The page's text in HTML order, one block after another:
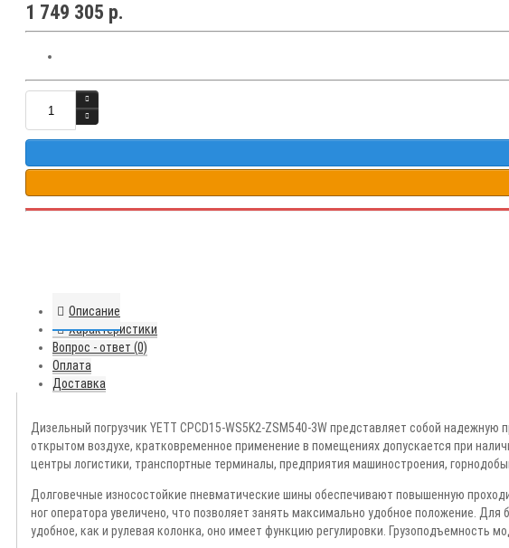
1 749 305 р.
Описание
Характеристики
Вопрос - ответ (0)
Оплата
Доставка
Дизельный погрузчик YETT CPCD15-WS5K2-ZSM540-3W представляет собой
открытом воздухе, кратковременное применение в помещениях допускается при
центры логистики, транспортные терминалы, предприятия машиностроения,
Долговечные износостойкие пневматические шины обеспечивают повышенную
ног оператора увеличено, что позволяет занять максимально удобное положение.
удобное, как и рулевая колонка, оно имеет функцию регулировки. Грузоподъемность